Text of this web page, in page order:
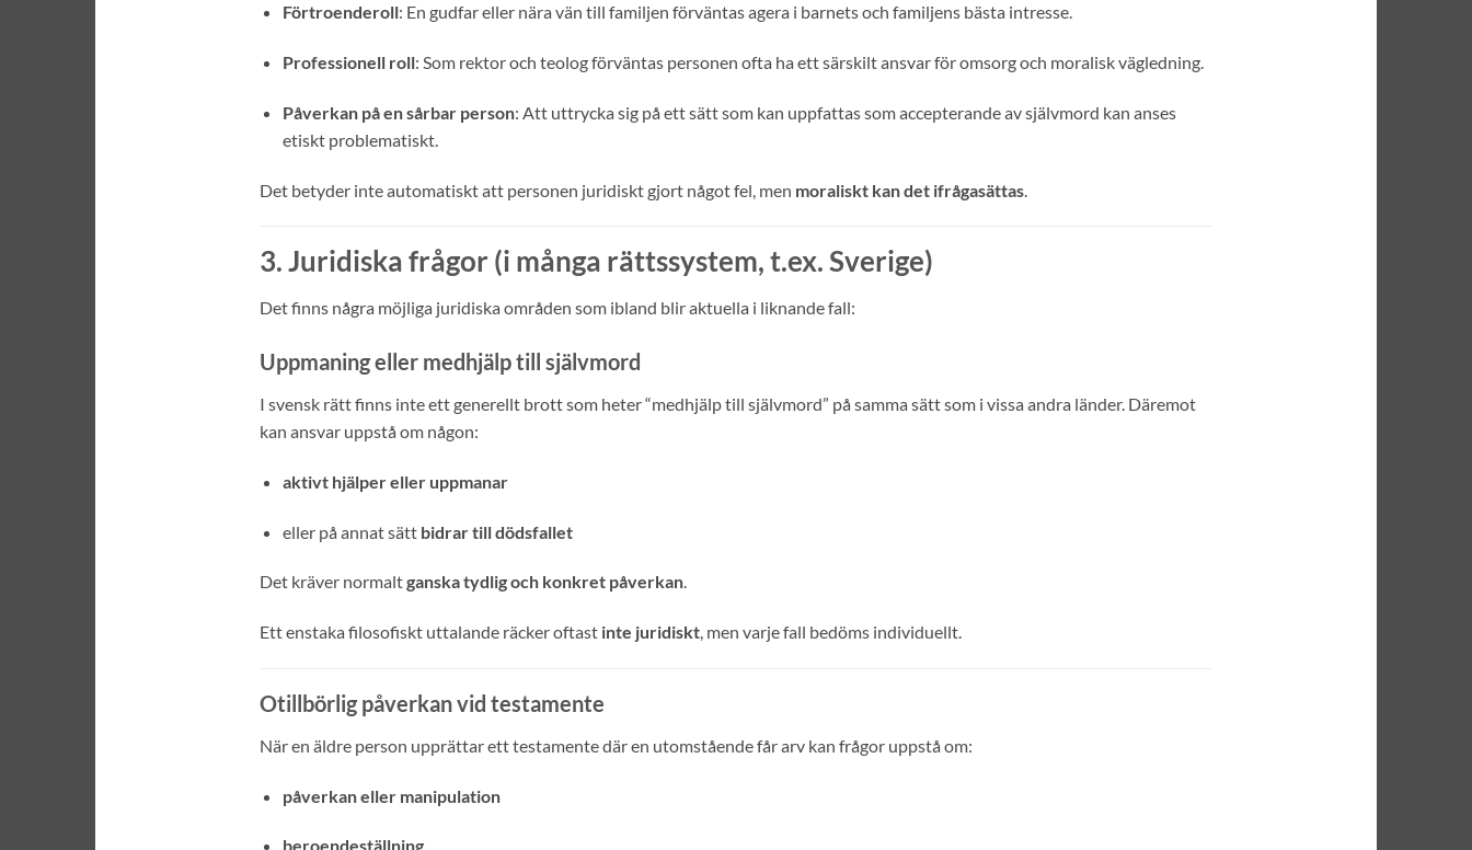
Förtroenderoll: En gudfar eller nära vän till familjen förväntas agera i barnets och familjens bästa intresse.
Professionell roll: Som rektor och teolog förväntas personen ofta ha ett särskilt ansvar för omsorg och moralisk vägledning.
Påverkan på en sårbar person: Att uttrycka sig på ett sätt som kan uppfattas som accepterande av självmord kan anses
etiskt problematiskt.
Det betyder inte automatiskt att personen juridiskt gjort något fel, men moraliskt kan det ifrågasättas
3. Juridiska frågor (i många rättssystem, t.ex. Sverige)
Det finns några möjliga juridiska områden som ibland blir aktuella i liknande fall:
Uppmaning eller medhjälp till självmord
I svensk rätt finns inte ett generellt brott som heter “medhjälp till självmord” på samma sätt som i vissa andra länder. Däremot
kan ansvar uppstå om någon:
aktivt hjälper eller uppmanar
eller på annat sätt bidrar till dödsfallet
Det kräver normaltganska tydlig och konkret påverkan.
Ett enstaka filosofiskt uttalande räcker oftast inte juridiskt, men varje fall bedöms individuellt.
Otillbörlig påverkan vid testamente
När en äldre person upprättar ett testamente där en utomstående får arv kan frågor uppstå om:
påverkan eller manipulation
beroendeställning